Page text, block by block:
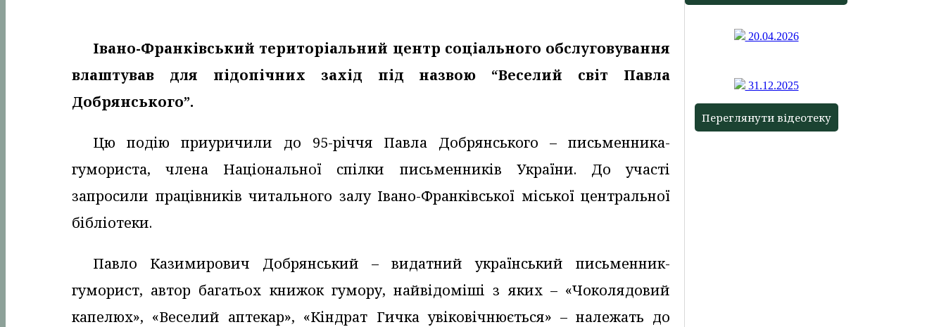
Івано-Франківський територіальний центр соціального обслуговування
влаштував для підопічних захід під назвою “Веселий світ Павла
Добрянського”.
Цю подію приуричили до 95-річчя Павла Добрянського – письменника-
гумориста, члена Національної спілки письменників України. До участі
запросили працівників читального залу Івано-Франківської міської центральної
бібліотеки.
Павло Казимирович Добрянський – видатний український письменник-
гуморист, автор багатьох книжок гумору, найвідоміші з яких – «Чоколядовий
капелюх», «Веселий аптекар», «Кіндрат Гичка увіковічнюється» – належать до
20.04.2026
31.12.2025
Переглянути відеотеку